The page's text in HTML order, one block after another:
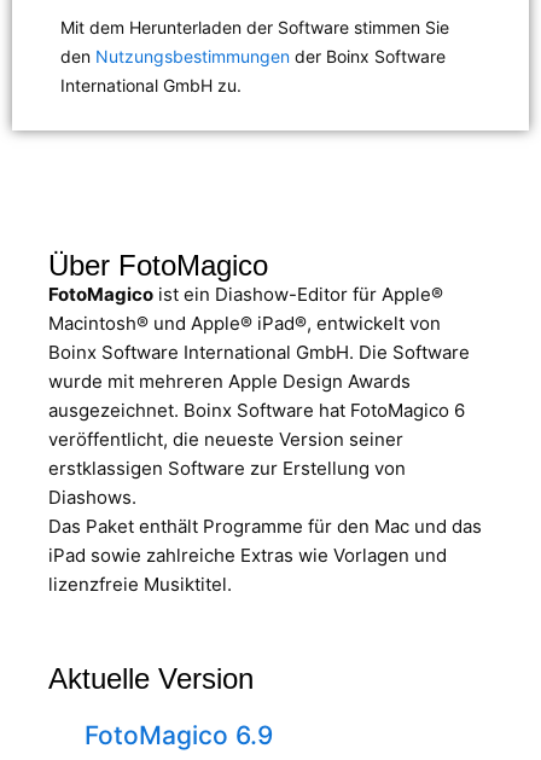
Mit dem Herunterladen der Software stimmen Sie
den Nutzungsbestimmungen der Boinx Software
International GmbH zu.
Über FotoMagico
FotoMagico ist ein Diashow-Editor für Apple®
Macintosh® und Apple® iPad®, entwickelt von
Boinx Software International GmbH. Die Software
wurde mit mehreren Apple Design Awards
ausgezeichnet. Boinx Software hat FotoMagico 6
veröffentlicht, die neueste Version seiner
erstklassigen Software zur Erstellung von
Diashows.
Das Paket enthält Programme für den Mac und das
iPad sowie zahlreiche Extras wie Vorlagen und
lizenzfreie Musiktitel.
Aktuelle Version
FotoMagico 6.9